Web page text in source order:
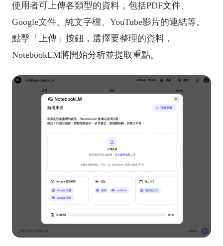
使用者可上傳各類型的資料，包括PDF文件、
Google文件、純文字檔、YouTube影片的連結等。
點擊「上傳」按鈕，選擇要整理的資料，
NotebookLM將開始分析並提取重點。